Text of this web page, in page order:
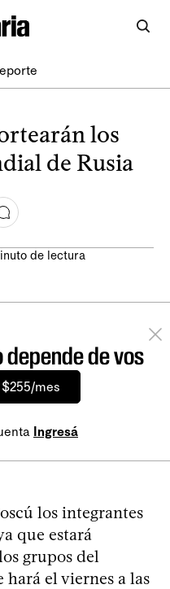
los
de Rusia
de lectura
de vos
mes
Ingresá
los integrantes
que estará
grupos del
el viernes a las